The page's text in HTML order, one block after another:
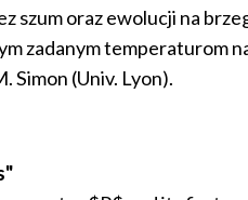
szum oraz ewolucji na
zadanym temperaturom
Simon (Univ. Lyon).